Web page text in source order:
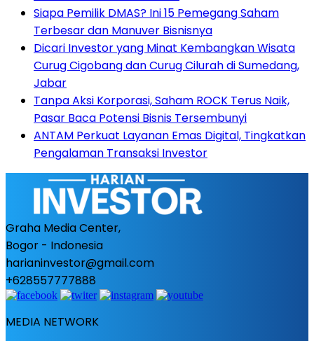
Siapa Pemilik DMAS? Ini 15 Pemegang Saham
Terbesar dan Manuver Bisnisnya
Dicari Investor yang Minat Kembangkan Wisata
Curug Cigobang dan Curug Cilurah di Sumedang,
Jabar
Tanpa Aksi Korporasi, Saham ROCK Terus Naik,
Pasar Baca Potensi Bisnis Tersembunyi
ANTAM Perkuat Layanan Emas Digital, Tingkatkan
Pengalaman Transaksi Investor
Graha Media Center,
Bogor - Indonesia
harianinvestor@gmail.com
+628557777888
MEDIA NETWORK